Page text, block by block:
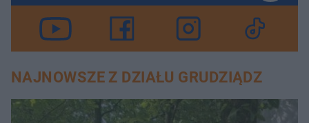
NAJNOWSZE Z DZIAŁU GRUDZIĄDZ